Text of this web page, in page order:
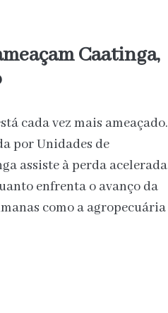
Caatinga,
cada vez mais ameaçado.
por Unidades de
assiste à perda acelerada
enfrenta o avanço da
como a agropecuária